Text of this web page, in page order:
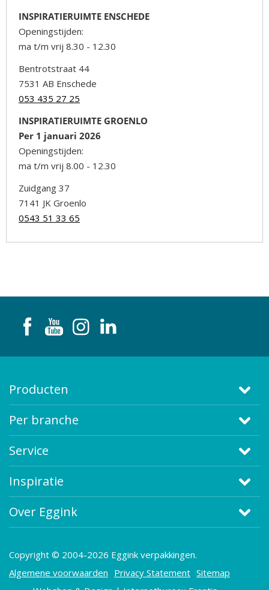
INSPIRATIERUIMTE ENSCHEDE
Openingstijden:
ma t/m vrij 8.30 - 12.30
Bentrotstraat 44
7531 AB Enschede
053 435 27 25
INSPIRATIERUIMTE GROENLO
Per 1 januari 2026
Openingstijden:
ma t/m vrij 8.00 - 12.30
Zuidgang 37
7141 JK Groenlo
0543 51 33 65
Producten
Per branche
Service
Inspiratie
Over Eggink
Copyright © 2004-2026 Eggink verpakkingen.
Algemene voorwaarden Privacy Statement Sitemap